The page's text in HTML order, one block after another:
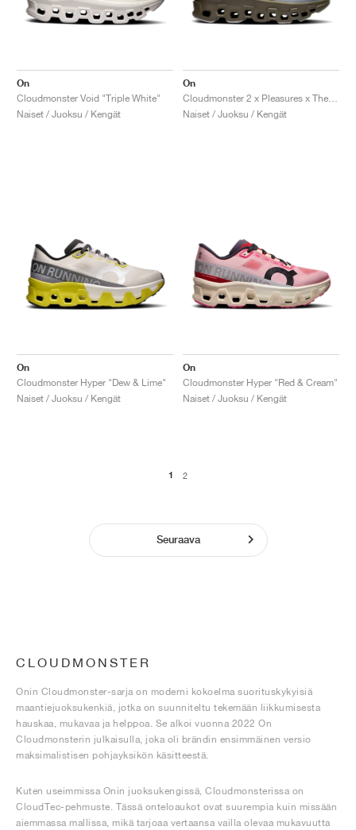
On
Cloudmonster Void "Triple White"
Naiset / Juoksu / Kengät
On
Naiset / Juoksu / Kengät
On
Cloudmonster Hyper "Dew & Lime"
Naiset / Juoksu / Kengät
On
Cloudmonster Hyper "Red & Cream"
Naiset / Juoksu / Kengät
1 2
Seuraava
CLOUDMONSTER
Onin Cloudmonster-sarja on moderni kokoelma suorituskykyisiä
maantiejuoksukenkiä, jotka on suunniteltu tekemään liikkumisesta
hauskaa, mukavaa ja helppoa. Se alkoi vuonna 2022 On
Cloudmonsterin julkaisulla, joka oli brändin ensimmäinen versio
maksimalistisen pohjayksikön käsitteestä.
Kuten useimmissa Onin juoksukengissä, Cloudmonsterissa on
CloudTec-pehmuste. Tässä onteloaukot ovat suurempia kuin missään
aiemmassa mallissa, mikä tarjoaa vertaansa vailla olevaa mukavuutta